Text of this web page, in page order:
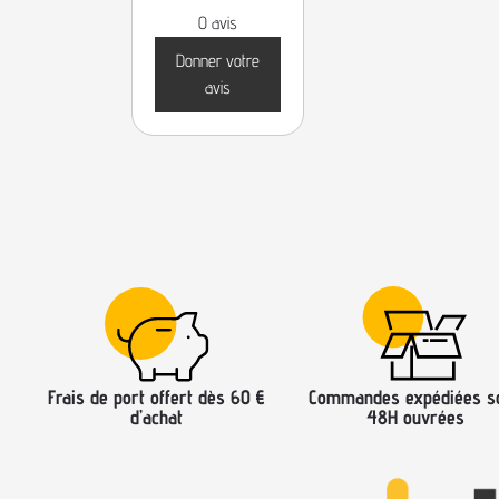
0 avis
Donner votre
avis
Frais de port offert dès 60 €
d’achat
Commandes expédiées
48H ouvrées